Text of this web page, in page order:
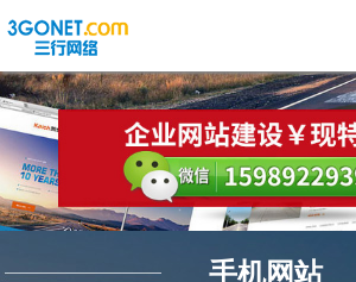
手机网站